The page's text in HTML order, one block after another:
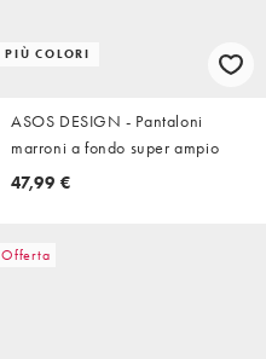
PIÙ COLORI
ASOS DESIGN - Pantaloni
marroni a fondo super ampio
47,99 €
Offerta